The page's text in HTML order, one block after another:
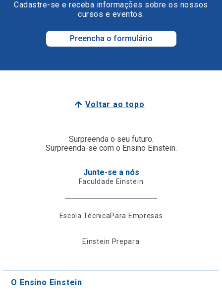
Cadastre-se e receba informações sobre os nossos
cursos e eventos.
Preencha o formulário
Voltar ao topo
Surpreenda o seu futuro.
Surpreenda-se com o Ensino Einstein.
Junte-se a nós
Faculdade Einstein
Escola TécnicaPara Empresas
Einstein Prepara
O Ensino Einstein